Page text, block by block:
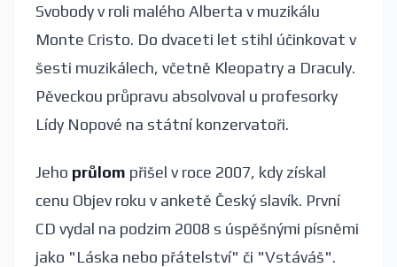
Svobody v roli malého Alberta v muzikálu
Monte Cristo. Do dvaceti let stihl účinkovat v
šesti muzikálech, včetně Kleopatry a Draculy.
Pěveckou průpravu absolvoval u profesorky
Lídy Nopové na státní konzervatoři.
Jeho průlom přišel v roce 2007, kdy získal
cenu Objev roku v anketě Český slavík. První
CD vydal na podzim 2008 s úspěšnými písněmi
jako "Láska nebo přátelství" či "Vstáváš".